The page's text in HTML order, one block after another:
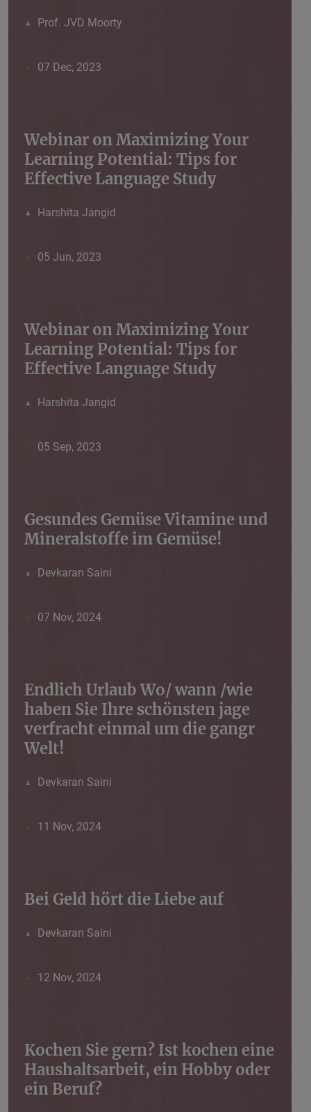
Prof. JVD Moorty
07 Dec, 2023
Webinar on Maximizing Your
Learning Potential: Tips for
Effective Language Study
Harshita Jangid
05 Jun, 2023
Webinar on Maximizing Your
Learning Potential: Tips for
Effective Language Study
Harshita Jangid
05 Sep, 2023
Gesundes Gemüse Vitamine und
Mineralstoffe im Gemüse!
Devkaran Saini
07 Nov, 2024
Endlich Urlaub Wo/ wann /wie
haben Sie Ihre schönsten jage
verfracht einmal um die gangr
Welt!
Devkaran Saini
11 Nov, 2024
Bei Geld hört die Liebe auf
Devkaran Saini
12 Nov, 2024
Kochen Sie gern? Ist kochen eine
Haushaltsarbeit, ein Hobby oder
ein Beruf?